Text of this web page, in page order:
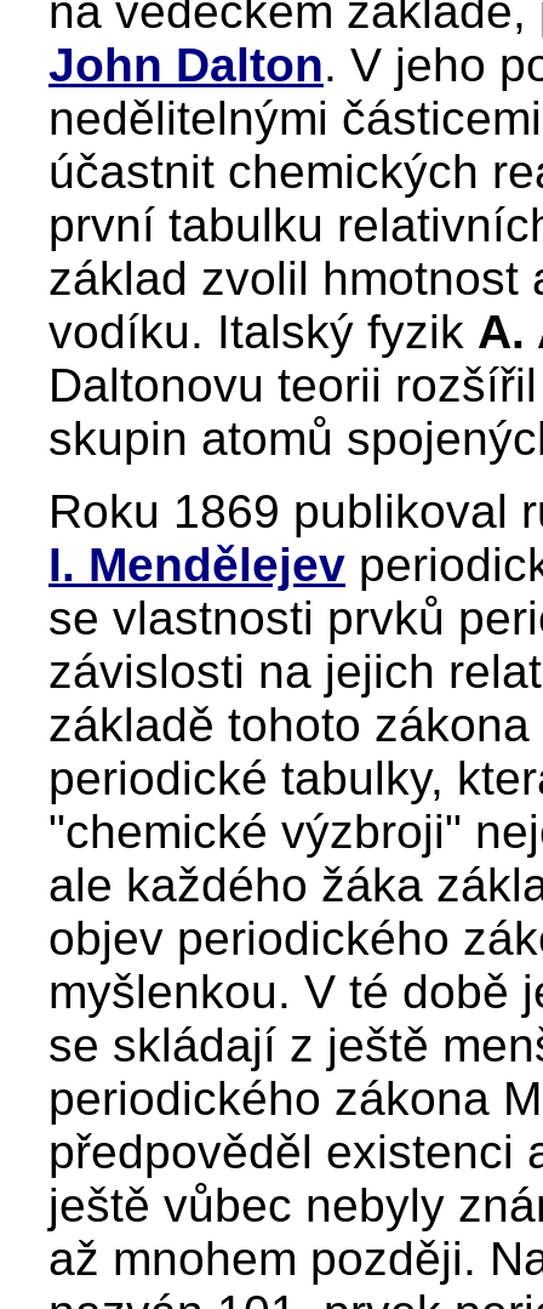
na vědeckém
John Dalton. V jeho
nedělitelnými
účastnit chemických
první tabulku
základ zvolil hmotnost
vodíku. Italský fyzik A.
Daltonovu teorii
skupin atomů
Roku 1869 publikoval
I. Mendělejev
se vlastnosti prvků
závislosti na jejich
základě tohoto
periodické tabulky,
"chemické výzbroji"
ale každého žáka
objev periodického
myšlenkou. V té době
se skládají z ještě
periodického zákona
předpověděl existenci
ještě vůbec nebyly
až mnohem později.